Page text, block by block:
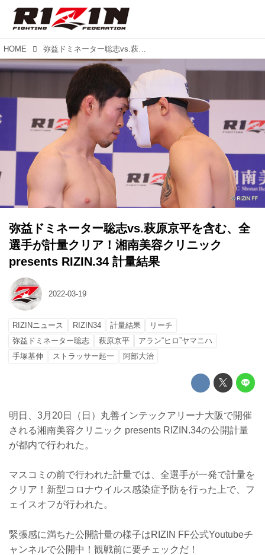
HOME 弥益ドミネーター聡志vs.萩原京平を含む、全選手が計量クリア！湘南美容クリニック presents RIZIN.34 計量結果
弥益ドミネーター聡志vs.萩原京平を含む、全
選手が計量クリア！湘南美容クリニック
presents RIZIN.34 計量結果
2022-03-19
RIZINニュース RIZIN34 計量結果
リーチ
弥益ドミネーター聡志
萩原京平
アラン“ヒロ”ヤマニハ
手塚基伸
ストラッサー起一 阿部大治
明日、3月20日（日）丸善インテックアリーナ大阪で開催
される湘南美容クリニック presents RIZIN.34の公開計量
が都内で行われた。
マスコミの前で行われた計量では、全選手が一発で計量を
クリア！新型コロナウイルス感染症予防を行った上で、フ
ェイスオフが行われた。
緊張感に満ちた公開計量の様子はRIZIN FF公式Youtubeチ
ャンネルで公開中！観戦前に要チェックだ！